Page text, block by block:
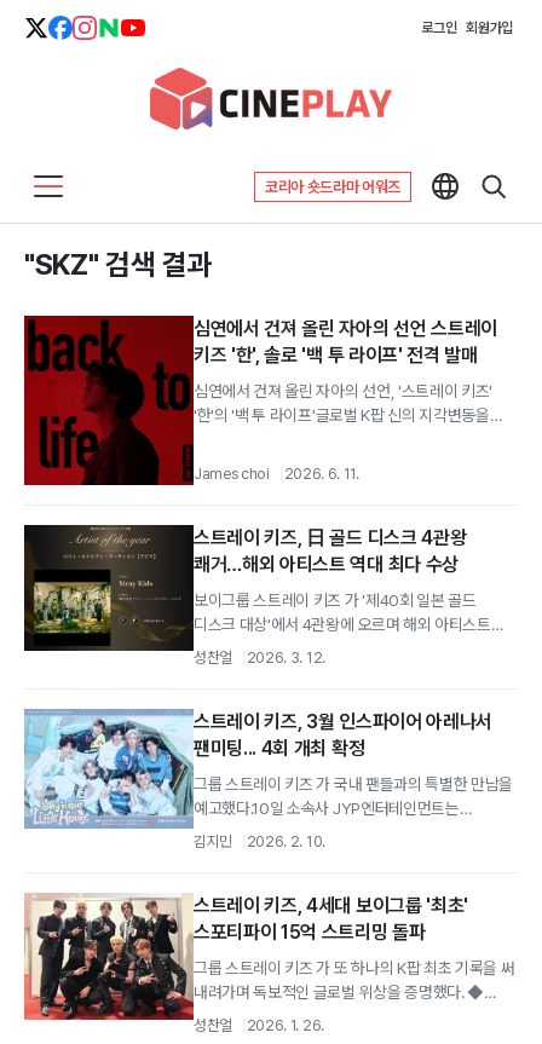
로그인 회원가입
코리아 숏드라마 어워즈
"SKZ" 검색 결과
심연에서 건져 올린 자아의 선언 스트레이
키즈 '한', 솔로 '백 투 라이프' 전격 발매
심연에서 건져 올린 자아의 선언, '스트레이 키즈'
'한'의 '백 투 라이프'글로벌 K팝 신의 지각변동을
James choi 2026. 6. 11.
스트레이 키즈, 日 골드 디스크 4관왕
쾌거…해외 아티스트 역대 최다 수상
보이그룹 스트레이 키즈 가 '제40회 일본 골드
디스크 대상'에서 4관왕에 오르며 해외 아티스트
사상 최다 수상이라는 대기록을 썼다.
성찬얼 2026. 3. 12.
스트레이 키즈, 3월 인스파이어 아레나서
팬미팅... 4회 개최 확정
그룹 스트레이 키즈 가 국내 팬들과의 특별한 만남을
예고했다.10일 소속사 JYP엔터테인먼트는
스트레이 키즈가 3월 28∼29일, 4월...
김지민 2026. 2. 10.
스트레이 키즈, 4세대 보이그룹 '최초'
스포티파이 15억 스트리밍 돌파
그룹 스트레이 키즈 가 또 하나의 K팝 최초 기록을 써
내려가며 독보적인 글로벌 위상을 증명했다. ◆
'IN生' 15억 스트리밍. . .
성찬얼 2026. 1. 26.